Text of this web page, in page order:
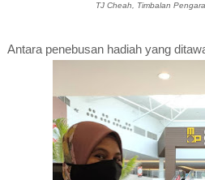
TJ Cheah, Timbalan
Antara penebusan hadiah yang